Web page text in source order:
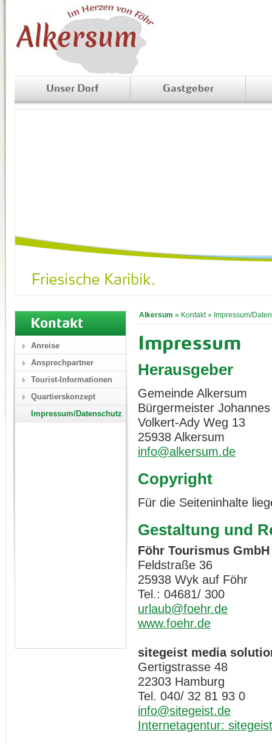
Unser Dorf Gastgeber
Alkersum » Kontakt» Impressum/
Impressum
Herausgeber
Gemeinde Alkersum
Bürgermeister
Volkert-Ady Weg 13
25938 Alkersum
info@alkersum.de
Copyright
Für die Seiteninhalte
Gestaltung und
Föhr Tourismus GmbH
Feldstraße 36
25938 Wyk auf Föhr
Tel.: 04681/ 300
urlaub@foehr.de
www.foehr.de
sitegeist media
Gertigstrasse 48
22303 Hamburg
Tel. 040/ 32 81 93 0
info@sitegeist.de
Internetagentur: sitegeist
Kontakt
Anreise
Ansprechpartner
Tourist-Informationen
Quartierskonzept
Impressum/Datenschutz